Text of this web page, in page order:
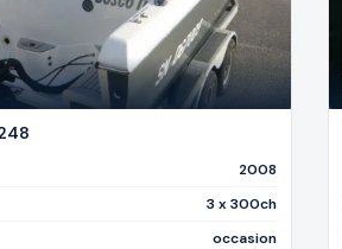
2008
3 x 300ch
occasion